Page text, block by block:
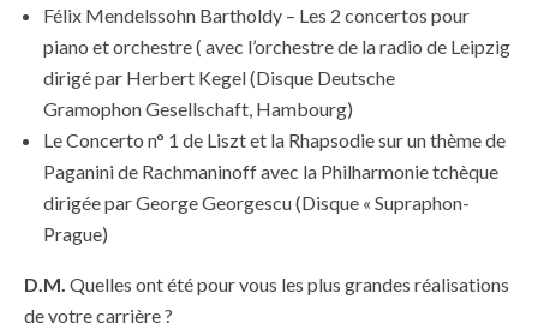
Félix Mendelssohn Bartholdy – Les 2 concertos pour
piano et orchestre ( avec l’orchestre de la radio de Leipzig
dirigé par Herbert Kegel (Disque Deutsche
Gramophon Gesellschaft, Hambourg)
Le Concerto n° 1 de Liszt et la Rhapsodie sur un thème de
Paganini de Rachmaninoff avec la Philharmonie tchèque
dirigée par George Georgescu (Disque « Supraphon-
Prague)
D.M. Quelles ont été pour vous les plus grandes réalisations
de votre carrière ?